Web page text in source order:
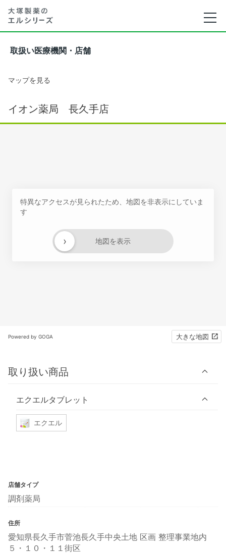
取扱い医療機関・店舗
マップを見る
イオン薬局 長久手店
特異なアクセスが見られたため、地図を非表示にしていま
す
地図を表示
›
Powered by GOGA 大きな地図
取り扱い商品
エクエルタブレット
エクエル
店舗タイプ
調剤薬局
住所
愛知県長久手市菅池長久手中央土地 区画 整理事業地内
５・１０・１１街区